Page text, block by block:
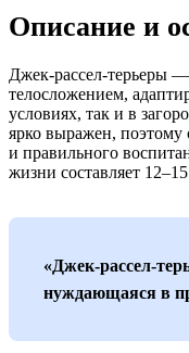
Описание и
Джек-рассел-терьеры
телосложением,
условиях, так и в
ярко выражен, поэтому
и правильного
жизни составляет 12–15
«Джек-рассел-
нуждающаяся в